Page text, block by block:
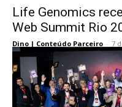
Life Genomics
Web Summit Rio
Dino | Conteúdo Parceiro - 7